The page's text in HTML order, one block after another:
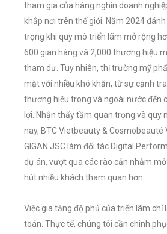
tham gia của hàng nghìn doanh
khắp nơi trên thế giới. Năm 2024
trọng khi quy mô triển lãm mở rộng
600 gian hàng và 2,000 thương hiệu
tham dự. Tuy nhiên, thị trường mỹ
mặt với nhiều khó khăn, từ sự cạnh
thương hiệu trong và ngoài nước đến
lợi. Nhận thấy tầm quan trọng và quy
nay, BTC Vietbeauty & Cosmobeauté
GIGAN JSC làm đối tác Digital
dự án, vượt qua các rào cản nhằm
hút nhiều khách tham quan hơn.
Việc gia tăng độ phủ của triển lãm chỉ
toán. Thực tế, chúng tôi cần chinh